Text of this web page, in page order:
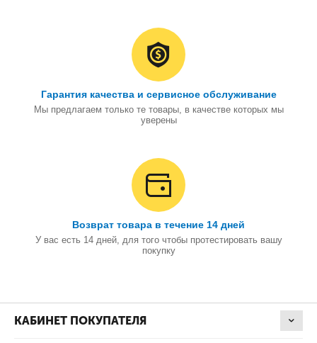
Гарантия качества и сервисное обслуживание
Мы предлагаем только те товары, в качестве которых мы
уверены
Возврат товара в течение 14 дней
У вас есть 14 дней, для того чтобы протестировать вашу
покупку
КАБИНЕТ ПОКУПАТЕЛЯ